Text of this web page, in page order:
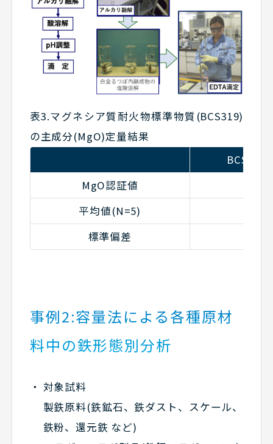
表3.マグネシア質耐火物標準物質(BCS319)
の主成分(MgO)定量結果
BCS319
MgO認証値
平均値(N=5)
標準偏差
事例2:容量法による各種原材
料中の鉄形態別分析
対象試料
製鉄原料(鉄鉱石、鉄ダスト、スケール、
鉄粉、還元鉄 など)